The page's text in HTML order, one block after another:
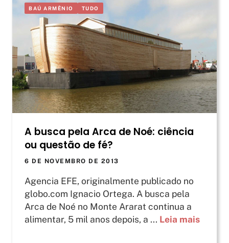
BAÚ ARMÊNIO TUDO
A busca pela Arca de Noé: ciência
ou questão de fé?
6 DE NOVEMBRO DE 2013
Agencia EFE, originalmente publicado no
globo.com Ignacio Ortega. A busca pela
Arca de Noé no Monte Ararat continua a
alimentar, 5 mil anos depois, a ... Leia mais